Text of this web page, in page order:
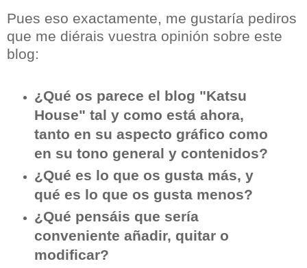
Pues eso exactamente, me gustaría pediros
que me diérais vuestra opinión sobre este
blog:
¿Qué os parece el blog "Katsu
House" tal y como está ahora,
tanto en su aspecto gráfico como
en su tono general y contenidos?
¿Qué es lo que os gusta más, y
qué es lo que os gusta menos?
¿Qué pensáis que sería
conveniente añadir, quitar o
modificar?